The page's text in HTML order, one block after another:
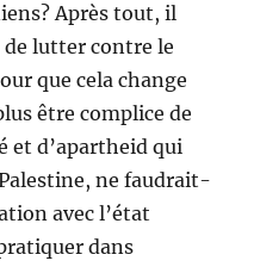
Après tout, il
de lutter contre le
que cela change
être complice de
et d’apartheid qui
ne faudrait-
avec l’état
dans